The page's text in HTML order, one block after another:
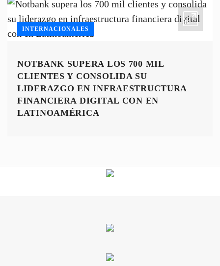
INTERNACIONALES
NOTBANK SUPERA LOS 700 MIL
CLIENTES Y CONSOLIDA SU
LIDERAZGO EN INFRAESTRUCTURA
FINANCIERA DIGITAL CON EN
LATINOAMÉRICA